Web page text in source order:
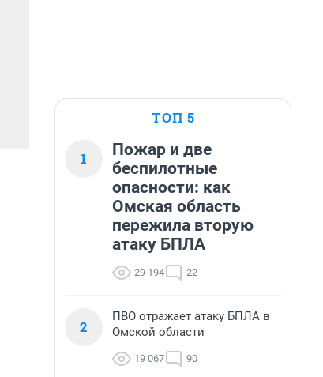
ТОП 5
1
Пожар и две
беспилотные
опасности: как
Омская область
пережила вторую
атаку БПЛА
29 194 22
2
ПВО отражает атаку БПЛА в
Омской области
19 067 90